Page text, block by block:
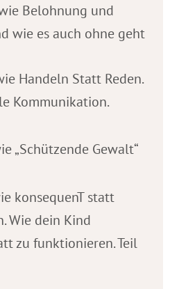
Belohnung und
wie es auch ohne geht
Handeln Statt Reden.
Kommunikation.
„Schützende Gewalt“
konsequenT statt
Wie dein Kind
zu funktionieren. Teil